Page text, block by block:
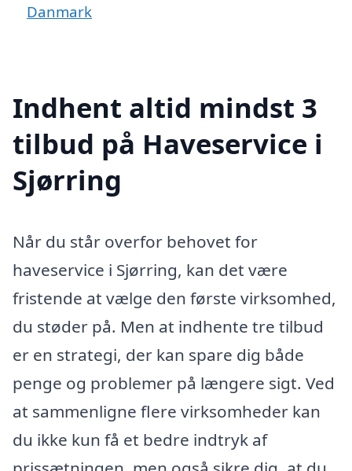
Danmark
Indhent altid mindst 3
tilbud på Haveservice i
Sjørring
Når du står overfor behovet for
haveservice i Sjørring, kan det være
fristende at vælge den første virksomhed,
du støder på. Men at indhente tre tilbud
er en strategi, der kan spare dig både
penge og problemer på længere sigt. Ved
at sammenligne flere virksomheder kan
du ikke kun få et bedre indtryk af